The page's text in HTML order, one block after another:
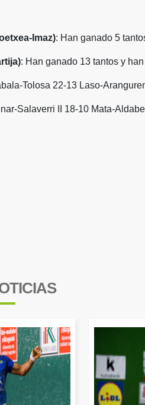
Imaz): Han ganado 5
: Han ganado 13 tantos y
Tolosa 22-13 Laso-
Salaverri II 18-10 Mata-Aldabe